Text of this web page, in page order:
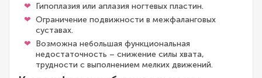
Гипоплазия или аплазия ногтевых пластин.
Ограничение подвижности в межфаланговых
суставах.
Возможна небольшая функциональная
недостаточность – снижение силы хвата,
трудности с выполнением мелких движений.